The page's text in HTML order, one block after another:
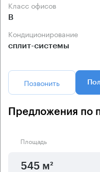
Класс офисов
B
Кондиционирование
сплит-системы
Позвонить
Предложения по
Площадь
545 м²